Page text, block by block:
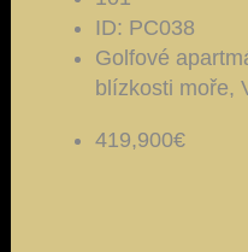
ID: PC038
Golfové
blízkosti moře,
419,900€